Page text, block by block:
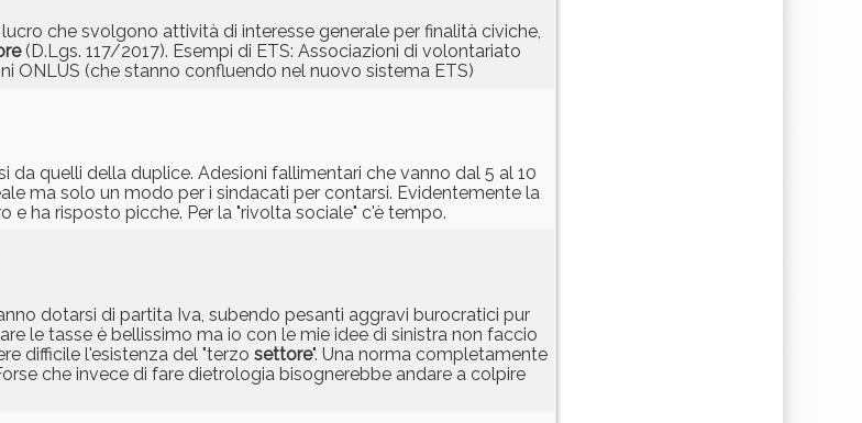
che svolgono attività di interesse generale per finalità civiche,
(D.Lgs. 117/2017). Esempi di ETS: Associazioni di volontariato
ONLUS (che stanno confluendo nel nuovo sistema ETS)
da quelli della duplice. Adesioni fallimentari che vanno dal 5 al 10
ma solo un modo per i sindacati per contarsi. Evidentemente la
ha risposto picche. Per la "rivolta sociale" c'è tempo.
dotarsi di partita Iva, subendo pesanti aggravi burocratici pur
le tasse è bellissimo ma io con le mie idee di sinistra non faccio
difficile l'esistenza del "terzo settore". Una norma completamente
che invece di fare dietrologia bisognerebbe andare a colpire